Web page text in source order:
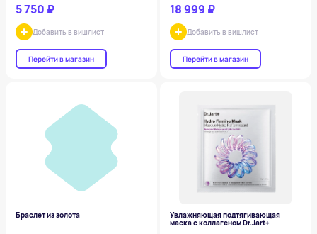
5 750 ₽
Добавить в вишлист
Перейти в магазин
18 999 ₽
Добавить в вишлист
Перейти в магазин
Браслет из золота Увлажняющая подтягивающая
маска с коллагеном Dr.Jart+